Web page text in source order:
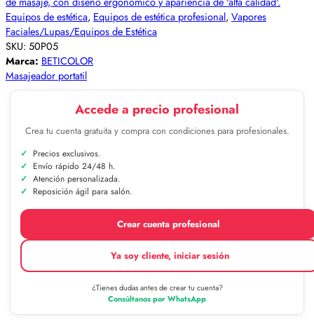
Equipos de estética, Equipos de estética profesional, Vapores
Faciales/Lupas/Equipos de Estética
SKU: 50P05
Marca: BETICOLOR
Masajeador portatil
Accede a precio profesional
Crea tu cuenta gratuita y compra con condiciones para profesionales.
Precios exclusivos.
Envío rápido 24/48 h.
Atención personalizada.
Reposición ágil para salón.
Crear cuenta profesional
Ya soy cliente, iniciar sesión
¿Tienes dudas antes de crear tu cuenta?
Consúltanos por WhatsApp